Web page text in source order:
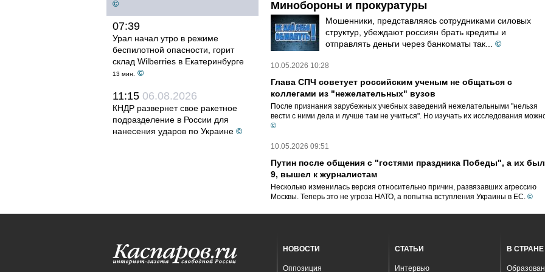
©
07:39
Урал начал утро в режиме
беспилотной опасности, горит
склад Wilberries в Екатеринбурге
13 мин. ©
11:15 06.08.2026
КНДР развернет свое ракетное
подразделение в России для
нанесения ударов по Украине ©
Минобороны и прокуратуры
Мошенники, представляясь сотрудниками силовых
структур, убеждают россиян брать кредиты и
отправлять деньги через банкоматы так...
©
10.05.2026 10:28
Глава СПЧ советует российским ученым не общаться с
коллегами из "нежелательных" вузов
После признания зарубежных учебных заведений нежелательными "нельзя
вести с ними дела и лучше там не учиться". Но изучать их исследования
©
10.05.2026 09:51
Путин после общения с "гостями праздника Победы", а их
9, вышел к журналистам
Несколько изменилась версия относительно причин, развязавших агрессию
Москвы. Теперь это не угроза НАТО, а попытка вступления Украины в ЕС. ©
НОВОСТИ
Оппозиция
СТАТЬИ
Интервью
В СТРАНЕ